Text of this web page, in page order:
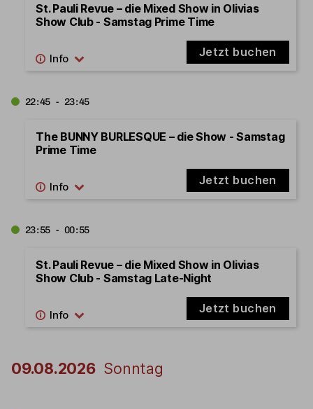
St. Pauli Revue – die Mixed Show in Olivias
Show Club - Samstag Prime Time
Jetzt buchen
22:45 - 23:45
The BUNNY BURLESQUE – die Show - Samstag
Prime Time
Jetzt buchen
23:55 - 00:55
St. Pauli Revue – die Mixed Show in Olivias
Show Club - Samstag Late-Night
Jetzt buchen
09.08.2026 Sonntag